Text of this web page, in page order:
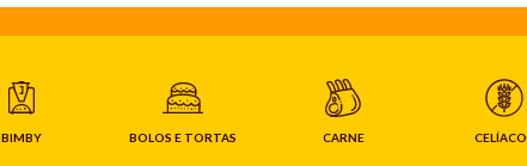
BIMBY BOLOS E TORTAS CARNE